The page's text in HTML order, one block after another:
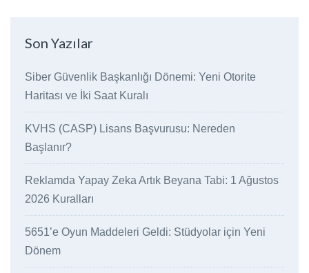
Son Yazılar
Siber Güvenlik Başkanlığı Dönemi: Yeni Otorite
Haritası ve İki Saat Kuralı
KVHS (CASP) Lisans Başvurusu: Nereden
Başlanır?
Reklamda Yapay Zeka Artık Beyana Tabi: 1 Ağustos
2026 Kuralları
5651’e Oyun Maddeleri Geldi: Stüdyolar için Yeni
Dönem